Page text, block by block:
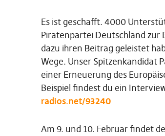
Es ist geschafft. 4000
Piratenpartei Deutschland zur
dazu ihren Beitrag geleistet
Wege. Unser Spitzenkandidat
einer Erneuerung des
Beispiel findest du ein
radios.net/93240
Am 9. und 10. Februar findet